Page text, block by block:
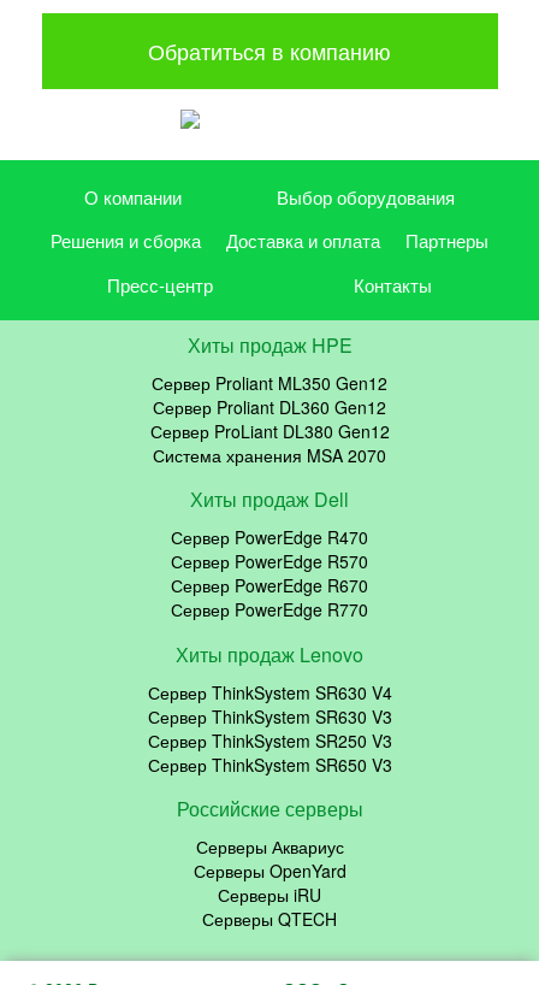
Обратиться в компанию
О компании
Выбор оборудования
Решения и сборка
Доставка и оплата
Партнеры
Пресс-центр
Контакты
Хиты продаж HPE
Сервер Proliant ML350 Gen12
Сервер Proliant DL360 Gen12
Сервер ProLiant DL380 Gen12
Система хранения MSA 2070
Хиты продаж Dell
Сервер PowerEdge R470
Сервер PowerEdge R570
Сервер PowerEdge R670
Сервер PowerEdge R770
Хиты продаж Lenovo
Сервер ThinkSystem SR630 V4
Сервер ThinkSystem SR630 V3
Сервер ThinkSystem SR250 V3
Сервер ThinkSystem SR650 V3
Российские серверы
Серверы Аквариус
Серверы OpenYard
Серверы iRU
Серверы QTECH